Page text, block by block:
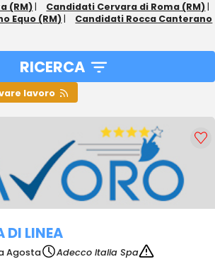
(RM) | Candidati Cervara di Roma (RM) |
Equo (RM) |
Candidati Rocca Canterano
RICERCA
lavoro
DI LINEA
Agosta
Adecco Italia Spa